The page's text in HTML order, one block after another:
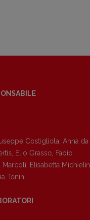
Costigliola Anna da
Elio Grasso
Fabio
Marcoli Elisabetta Michielin
Tonin